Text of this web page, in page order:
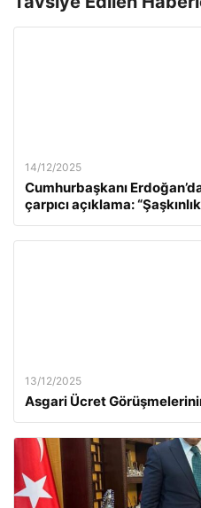
14/12/2025
Cumhurbaşkanı
çarpıcı açıklama:
13/12/2025
Asgari Ücret